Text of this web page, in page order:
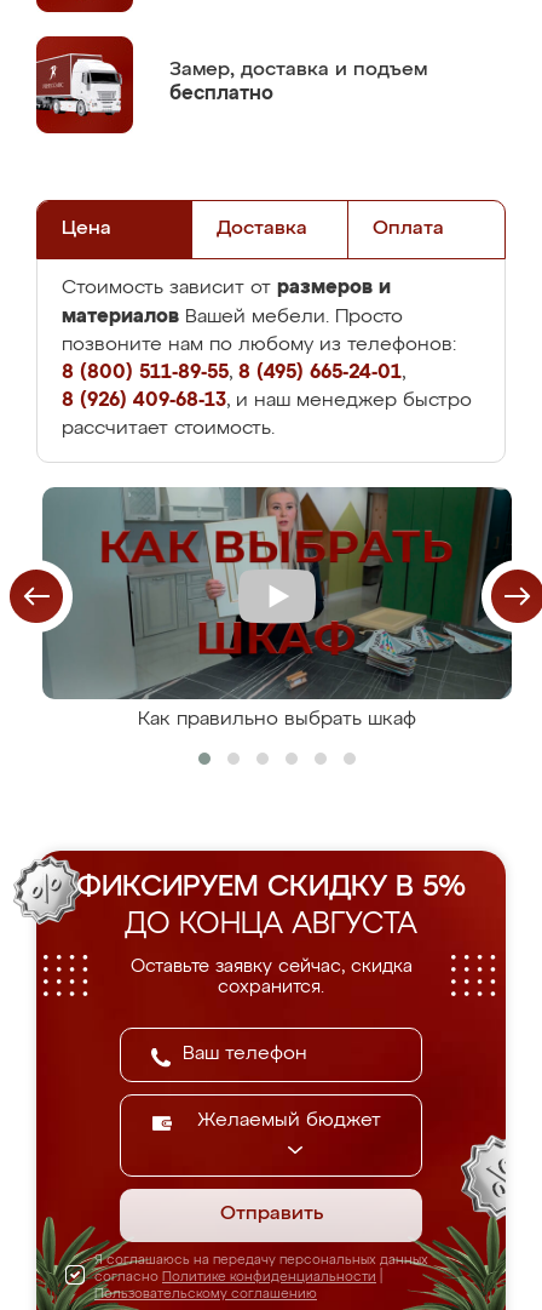
Замер, доставка и подъем
бесплатно
Цена Доставка Оплата
Стоимость зависит от размеров и
материалов Вашей мебели. Просто
позвоните нам по любому из телефонов:
8 (800) 511-89-55, 8 (495) 665-24-01,
8 (926) 409-68-13, и наш менеджер быстро
рассчитает стоимость.
Как правильно выбрать шкаф
ФИКСИРУЕМ СКИДКУ В 5%
ДО КОНЦА АВГУСТА
Оставьте заявку сейчас, скидка
сохранится.
Желаемый бюджет
Отправить
Я соглашаюсь на передачу персональных данных
согласно Политике конфиденциальности
Пользовательскому соглашению